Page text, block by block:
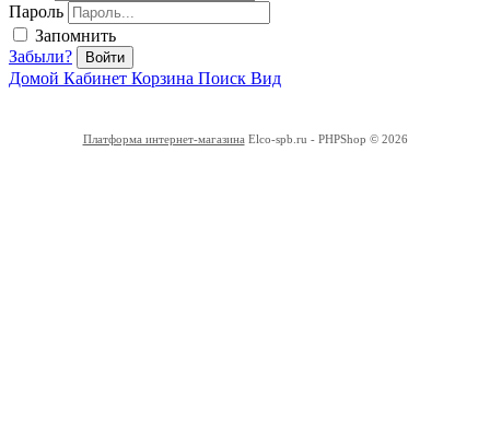
Пароль
Запомнить
Забыли?
Войти
Домой Кабинет Корзина Поиск Вид
Платформа интернет-магазина Elco-spb.ru - PHPShop © 2026